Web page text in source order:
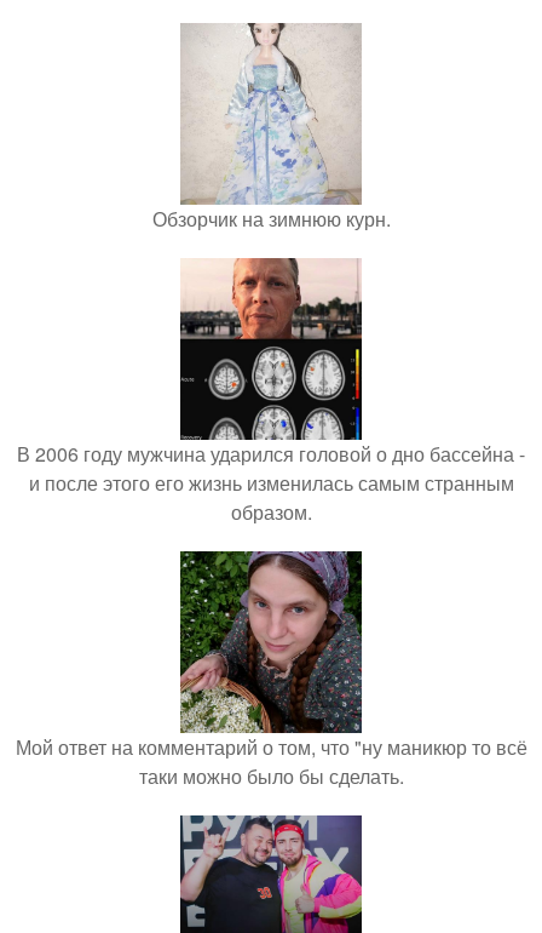
Обзорчик на зимнюю курн.
В 2006 году мужчина ударился головой о дно бассейна -
и после этого его жизнь изменилась самым странным
образом.
Мой ответ на комментарий о том, что "ну маникюр то всё
таки можно было бы сделать.